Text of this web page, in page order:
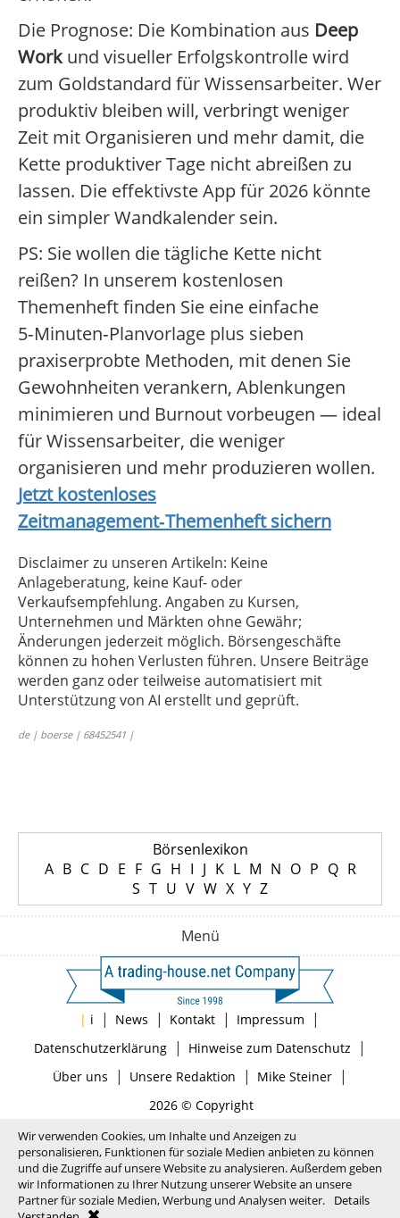
Die Prognose: Die Kombination aus Deep
Workund visueller Erfolgskontrolle wird
zum Goldstandard für Wissensarbeiter. Wer
produktiv bleiben will, verbringt weniger
Zeit mit Organisieren und mehr damit, die
Kette produktiver Tage nicht abreißen zu
lassen. Die effektivste App für 2026 könnte
ein simpler Wandkalender sein.
PS: Sie wollen die tägliche Kette nicht
reißen? In unserem kostenlosen
Themenheft finden Sie eine einfache
5‑Minuten‑Planvorlage plus sieben
praxiserprobte Methoden, mit denen Sie
Gewohnheiten verankern, Ablenkungen
minimieren und Burnout vorbeugen — ideal
für Wissensarbeiter, die weniger
organisieren und mehr produzieren wollen.
Jetzt kostenloses
Zeitmanagement‑Themenheft sichern
Disclaimer zu unseren Artikeln: Keine
Anlageberatung, keine Kauf- oder
Verkaufsempfehlung. Angaben zu Kursen,
Unternehmen und Märkten ohne Gewähr;
Änderungen jederzeit möglich. Börsengeschäfte
können zu hohen Verlusten führen. Unsere Beiträge
werden ganz oder teilweise automatisiert mit
Unterstützung von AI erstellt und geprüft.
de | boerse | 68452541 |
Börsenlexikon
A B C D E F G H I J K L M N O P Q R
S T U V W X Y Z
Menü
| i | News | Kontakt | Impressum |
Datenschutzerklärung| Hinweise zum Datenschutz |
Über uns | Unsere Redaktion | Mike Steiner|
2026 © Copyright
Wir verwenden Cookies, um Inhalte und Anzeigen zu
personalisieren, Funktionen für soziale Medien anbieten zu können
und die Zugriffe auf unsere Website zu analysieren. Außerdem geben
wir Informationen zu Ihrer Nutzung unserer Website an unsere
Partner für soziale Medien, Werbung und Analysen weiter.
Details